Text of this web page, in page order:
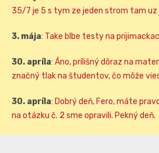
35/7 je 5 s tym ze jeden strom tam uz
3. mája: Take blbe testy na
30. apríla: Áno, prílišný dôraz na
značný tlak na študentov, čo môže
30. apríla: Dobrý deň, Fero, máte
na otázku č. 2 sme opravili. Pekný deň.